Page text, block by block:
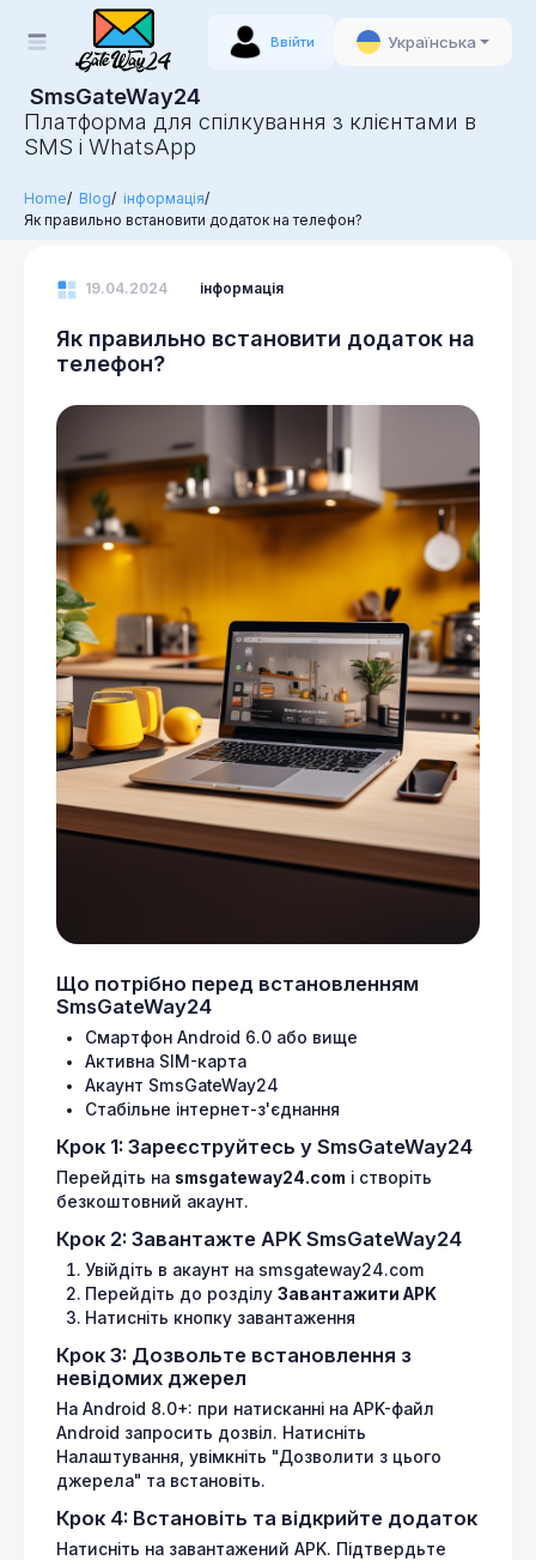
Ввійти Українська
SmsGateWay24
Платформа для спілкування з клієнтами в
SMS і WhatsApp
Home Blog
інформація
Як правильно встановити додаток на телефон?
19.04.2024 інформація
Як правильно встановити додаток на
телефон?
Що потрібно перед встановленням
SmsGateWay24
Смартфон Android 6.0 або вище
Активна SIM-карта
Акаунт SmsGateWay24
Стабільне інтернет-з'єднання
Крок 1: Зареєструйтесь у SmsGateWay24
Перейдіть на smsgateway24.com і створіть
безкоштовний акаунт.
Крок 2: Завантажте APK SmsGateWay24
Увійдіть в акаунт на smsgateway24.com
Перейдіть до розділу Завантажити APK
Натисніть кнопку завантаження
Крок 3: Дозвольте встановлення з
невідомих джерел
На Android 8.0+: при натисканні на APK-файл
Android запросить дозвіл. Натисніть
Налаштування, увімкніть "Дозволити з цього
джерела" та встановіть.
Крок 4: Встановіть та відкрийте додаток
Натисніть на завантажений APK. Підтвердьте